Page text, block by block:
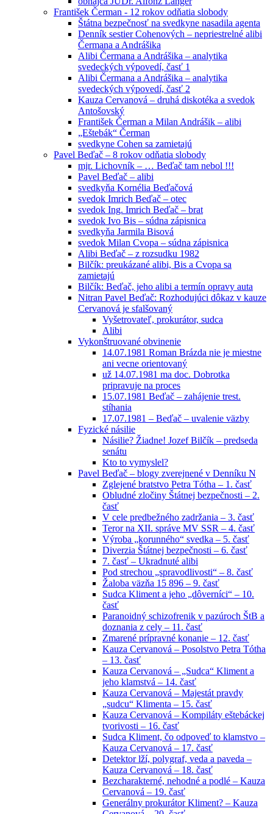
František Čerman - 12 rokov odňatia slobody
Štátna bezpečnosť na svedkyne nasadila agenta
Denník sestier Cohenových – nepriestrelné alibi
Čermana a Andrášika
Alibi Čermana a Andrášika – analytika
svedeckých výpovedí, časť 1
Alibi Čermana a Andrášika – analytika
svedeckých výpovedí, časť 2
Kauza Cervanová – druhá diskotéka a svedok
Antošovský
František Čerman a Milan Andrášik – alibi
„Eštebák“ Čerman
svedkyne Cohen sa zamietajú
Pavel Beďač – 8 rokov odňatia slobody
mjr. Lichovník – … Beďač tam nebol !!!
Pavel Beďač – alibi
svedkyňa Kornélia Beďačová
svedok Imrich Beďač – otec
svedok Ing. Imrich Beďač – brat
svedok Ivo Bis – súdna zápisnica
svedkyňa Jarmila Bisová
svedok Milan Cvopa – súdna zápisnica
Alibi Beďač – z rozsudku 1982
Bilčík: preukázané alibi, Bis a Cvopa sa
zamietajú
Bilčík: Beďač, jeho alibi a termín opravy auta
Nitran Pavel Beďač: Rozhodujúci dôkaz v kauze
Cervanová je sfalšovaný
Vyšetrovateľ, prokurátor, sudca
Alibi
Vykonštruované obvinenie
14.07.1981 Roman Brázda nie je miestne
ani vecne orientovaný
už 14.07.1981 ma doc. Dobrotka
pripravuje na proces
15.07.1981 Beďač – zahájenie trest.
stíhania
17.07.1981 – Beďač – uvalenie väzby
Fyzické násilie
Násilie? Žiadne! Jozef Bilčík – predseda
senátu
Kto to vymyslel?
Pavel Beďač – blogy zverejnené v Denníku N
Zglejené bratstvo Petra Tótha – 1. časť
Obludné zločiny Štátnej bezpečnosti – 2.
časť
V cele predbežného zadržania – 3. časť
Teror na XII. správe MV SSR – 4. časť
Výroba „korunného“ svedka – 5. časť
Diverzia Štátnej bezpečnosti – 6. časť
7. časť – Ukradnuté alibi
Pod strechou „spravodlivosti“ – 8. časť
Žaloba väzňa 15 896 – 9. časť
Sudca Kliment a jeho „dôverníci“ – 10.
časť
Paranoidný schizofrenik v pazúroch ŠtB a
doznania z cely – 11. časť
Zmarené prípravné konanie – 12. časť
Kauza Cervanová – Posolstvo Petra Tótha
– 13. časť
Kauza Cervanová – „Sudca“ Kliment a
jeho klamstvá – 14. časť
Kauza Cervanová – Majestát pravdy
„sudcu“ Klimenta – 15. časť
Kauza Cervanová – Kompiláty eštebáckej
tvorivosti – 16. časť
Sudca Kliment, čo odpoveď to klamstvo –
Kauza Cervanová – 17. časť
Detektor lží, polygraf, veda a paveda –
Kauza Cervanová – 18. časť
Bezcharakterné, nehodné a podlé – Kauza
Cervanová – 19. časť
Generálny prokurátor Kliment? – Kauza